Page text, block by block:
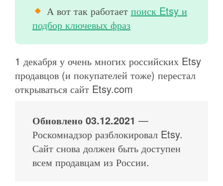
А вот так работает поиск Etsy и
подбор ключевых фраз
1 декабря у очень многих российских Etsy
продавцов (и покупателей тоже) перестал
открываться сайт Etsy.com
Обновлено 03.12.2021 —
Роскомнадзор разблокировал Etsy.
Сайт снова должен быть доступен
всем продавцам из России.